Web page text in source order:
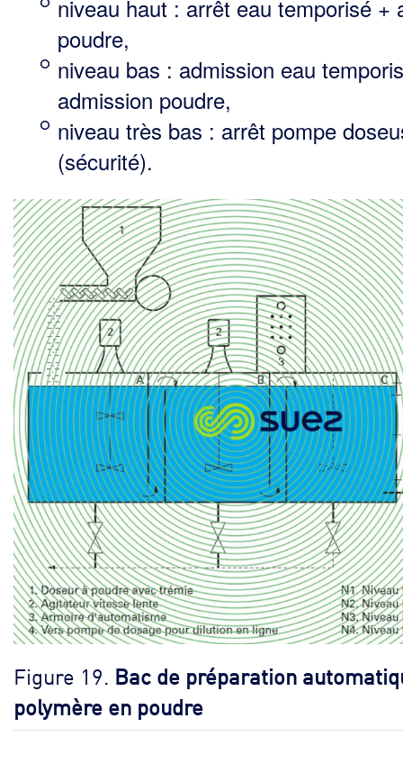
niveau haut : arrêt eau temporisé +
poudre,
niveau bas : admission eau
admission poudre,
niveau très bas : arrêt pompe
(sécurité).
Figure 19. Bac de préparation
polymère en poudre